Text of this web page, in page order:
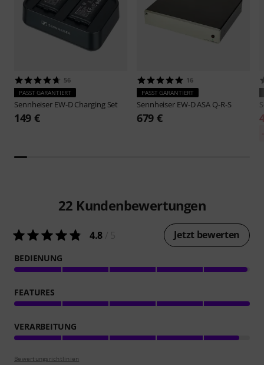
56
PASST GARANTIERT
Sennheiser EW-D Charging Set
149 €
16
PASST GARANTIERT
Sennheiser EW-D ASA Q-R-S
679 €
22 Kundenbewertungen
4.8 Jetzt bewerten
BEDIENUNG
FEATURES
VERARBEITUNG
Bewertungsrichtlinien